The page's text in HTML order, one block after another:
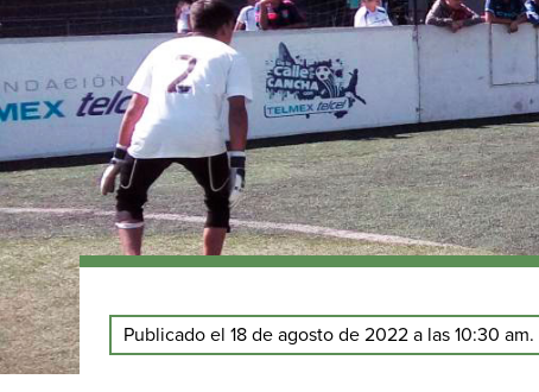
Publicado el 18 de agosto de 2022 a las 10:30 am.